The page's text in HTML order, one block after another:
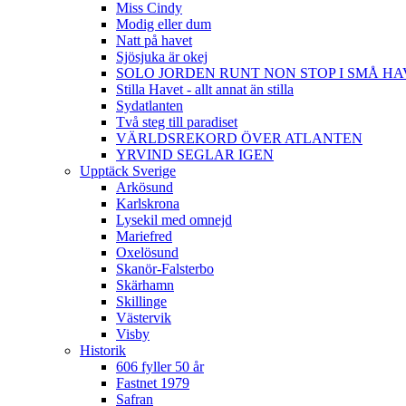
Miss Cindy
Modig eller dum
Natt på havet
Sjösjuka är okej
SOLO JORDEN RUNT NON STOP I SMÅ
Stilla Havet - allt annat än stilla
Sydatlanten
Två steg till paradiset
VÄRLDSREKORD ÖVER ATLANTEN
YRVIND SEGLAR IGEN
Upptäck Sverige
Arkösund
Karlskrona
Lysekil med omnejd
Mariefred
Oxelösund
Skanör-Falsterbo
Skärhamn
Skillinge
Västervik
Visby
Historik
606 fyller 50 år
Fastnet 1979
Safran